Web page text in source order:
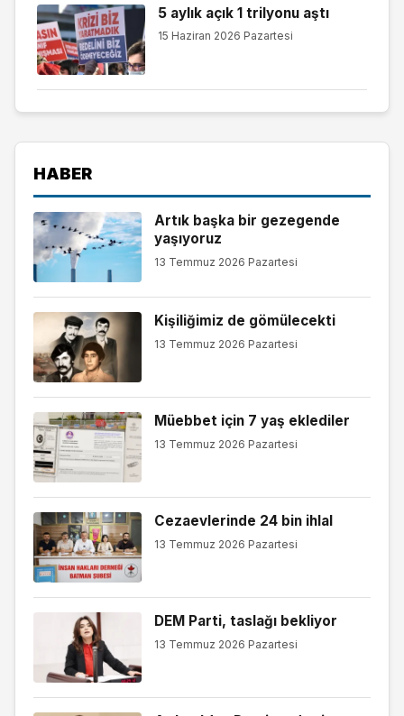
5 aylık açık 1 trilyonu aştı
15 Haziran 2026 Pazartesi
HABER
Artık başka bir gezegende
yaşıyoruz
13 Temmuz 2026 Pazartesi
Kişiliğimiz de gömülecekti
13 Temmuz 2026 Pazartesi
Müebbet için 7 yaş eklediler
13 Temmuz 2026 Pazartesi
Cezaevlerinde 24 bin ihlal
13 Temmuz 2026 Pazartesi
DEM Parti, taslağı bekliyor
13 Temmuz 2026 Pazartesi